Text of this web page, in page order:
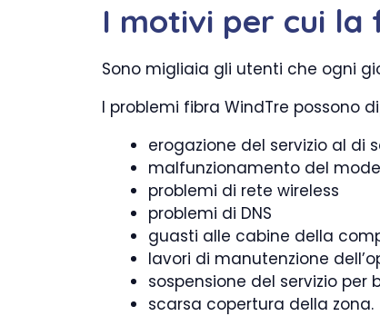
I motivi per cui la
Sono migliaia gli utenti che ogni
I problemi fibra WindTre possono
erogazione del servizio al
malfunzionamento del
problemi di rete wireless
problemi di DNS
guasti alle cabine della
lavori di manutenzione
sospensione del servizio
scarsa copertura della zona.